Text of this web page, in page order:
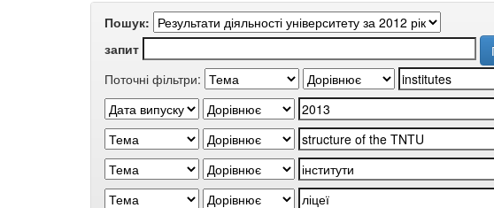
Пошук:
запит
Поточні фільтри: